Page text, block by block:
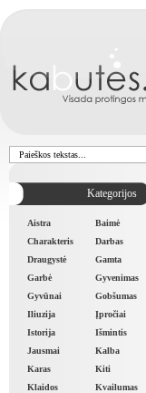
Kategorijos
Aistra
Baimė
Charakteris
Darbas
Draugystė
Gamta
Garbė
Gyvenimas
Gyvūnai
Gobšumas
Iliuzija
Įpročiai
Istorija
Išmintis
Jausmai
Kalba
Karas
Kiti
Klaidos
Kvailumas